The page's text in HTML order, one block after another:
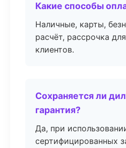
Какие способы
Наличные, карты,
расчёт, рассрочка
клиентов.
Сохраняется ли
гарантия?
Да, при
сертифицированных